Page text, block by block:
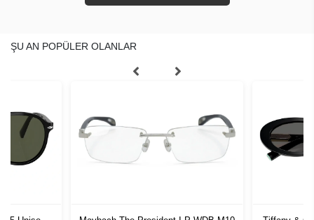
ŞU AN POPÜLER OLANLAR